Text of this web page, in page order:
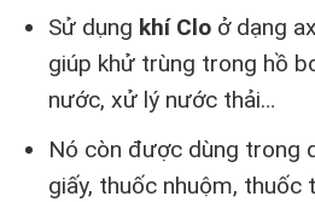
Sử dụng khí Cloở dạng
giúp khử trùng trong hồ
nước, xử lý nước thải…
Nó còn được dùng trong
giấy, thuốc nhuộm, thuốc